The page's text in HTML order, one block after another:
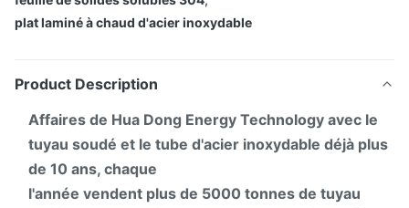
plat laminé à chaud d'acier inoxydable
Product Description
Affaires de Hua Dong Energy Technology avec le
tuyau soudé et le tube d'acier inoxydable déjà plus
de 10 ans, chaque
l'année vendent plus de 5000 tonnes de tuyau